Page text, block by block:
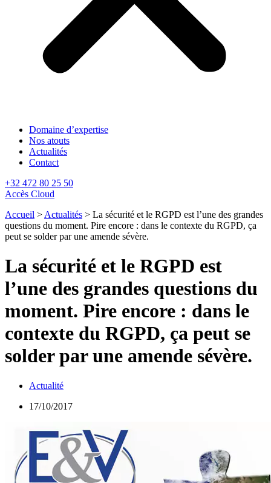
Domaine d’expertise
Nos atouts
Actualités
Contact
+32 472 80 25 50
Accès Cloud
Accueil > Actualités > La sécurité et le RGPD est l’une des grandes
questions du moment. Pire encore : dans le contexte du RGPD, ça
peut se solder par une amende sévère.
La sécurité et le RGPD est
l’une des grandes questions du
moment. Pire encore : dans le
contexte du RGPD, ça peut se
solder par une amende sévère.
Actualité
17/10/2017